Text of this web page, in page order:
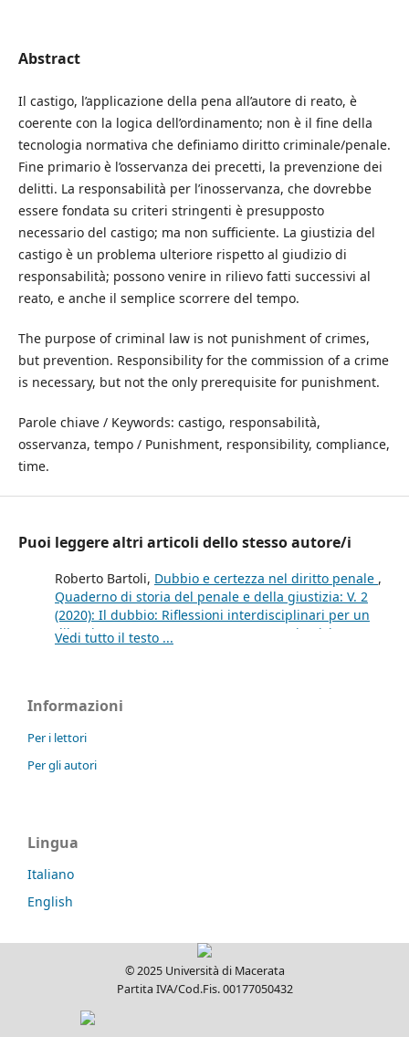
Abstract
Il castigo, l’applicazione della pena all’autore di reato, è
coerente con la logica dell’ordinamento; non è il fine della
tecnologia normativa che definiamo diritto criminale/penale.
Fine primario è l’osservanza dei precetti, la prevenzione dei
delitti. La responsabilità per l’inosservanza, che dovrebbe
essere fondata su criteri stringenti è presupposto
necessario del castigo; ma non sufficiente. La giustizia del
castigo è un problema ulteriore rispetto al giudizio di
responsabilità; possono venire in rilievo fatti successivi al
reato, e anche il semplice scorrere del tempo.
The purpose of criminal law is not punishment of crimes,
but prevention. Responsibility for the commission of a crime
is necessary, but not the only prerequisite for punishment.
Parole chiave / Keywords: castigo, responsabilità,
osservanza, tempo / Punishment, responsibility, compliance,
time.
Puoi leggere altri articoli dello stesso autore/i
Roberto Bartoli, Dubbio e certezza nel diritto penale ,
Quaderno di storia del penale e della giustizia: V. 2
(2020): Il dubbio: Riflessioni interdisciplinari per un
dibattito contemporaneo su certezza, giustizia, mass
giustizia: V. 4 (2022): Il tempo. Riflessioni
giustizia, diritto di punire e pena
Roberto Bartoli,
Roberto Bartoli,
costituzionalismo personalista
Riflessioni interdisciplinari per un dibattito
Vedi tutto il testo ...
Informazioni
Per i lettori
Per gli autori
Lingua
Italiano
English
© 2025 Università di Macerata
Partita IVA/Cod.Fis. 00177050432